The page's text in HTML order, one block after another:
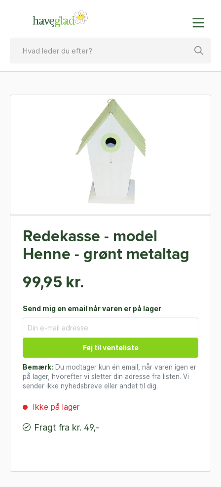
Redekasse - model
Henne - grønt metaltag
99,95 kr.
Send mig en email når varen er på lager
Føj til venteliste
Bemærk: Du modtager kun én email, når varen igen er
på lager, hvorefter vi sletter din adresse fra listen. Vi
sender ikke nyhedsbreve eller andet til dig.
Ikke på lager
Fragt fra kr. 49,-